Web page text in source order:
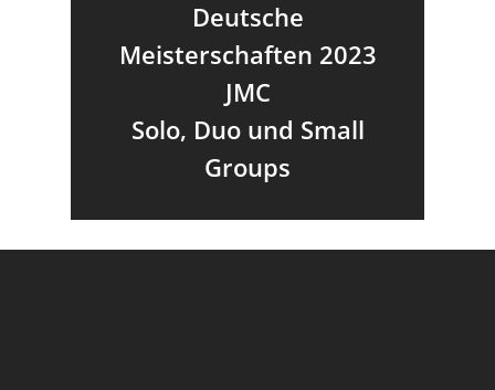
Deutsche
Meisterschaften 2023
JMC
Solo, Duo und Small
Groups